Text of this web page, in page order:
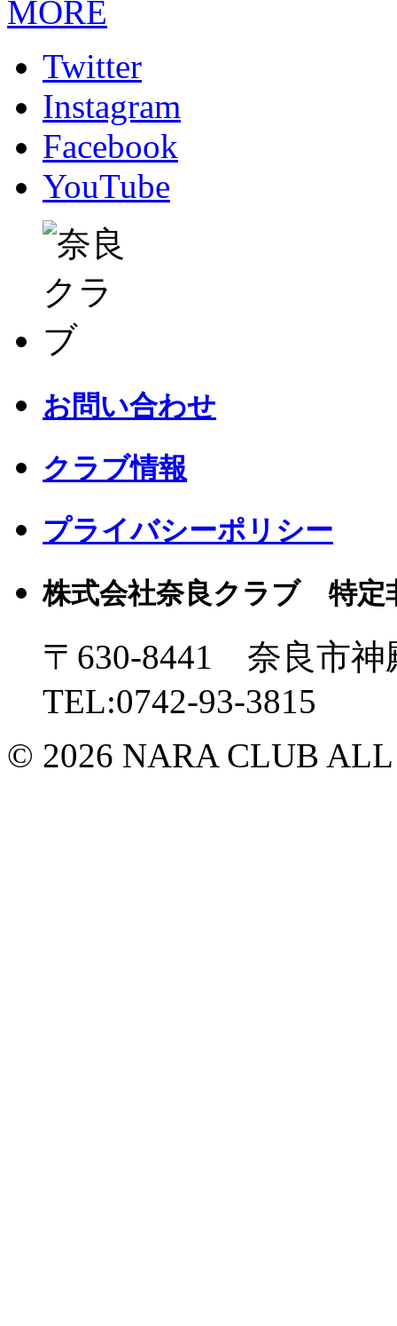
MORE
Twitter
Instagram
Facebook
YouTube
お問い合わせ
クラブ情報
プライバシーポリシー
株式会社奈良クラブ 特定
〒630-8441 奈良市
TEL:0742-93-3815
© 2026 NARA CLUB ALL